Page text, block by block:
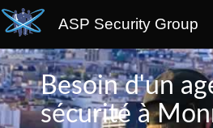
ASP Security Group
Besoin d'un
sécurité à